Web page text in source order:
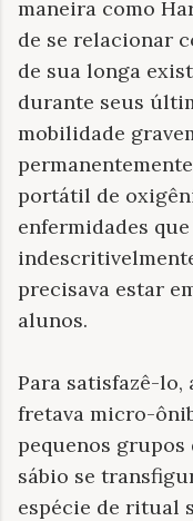
maneira como
de se relacionar
de sua longa
durante seus
mobilidade
portátil de
enfermidades
precisava estar
alunos.
Para satisfazê-lo,
fretava micro-
pequenos grupos
sábio se
espécie de ritual